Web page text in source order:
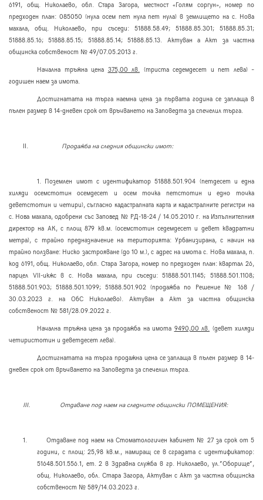
6191, общ. Николаево, обл. Стара Загора, местност «Голям соргун», номер по
предходен план: 085050 (нула осем пет нула пет нула) в землището на с. Нова
махала, общ. Николаево, при съседи: 51888.58.49; 51888.85.301; 51888.85.31;
51888.85.16; 51888.85.15; 51888.85.14; 51888.85.13. Актуван а Акт за частна
общинска собственост № 49/07.05.2013 г.
Начална тръжна цена 375,00 лв. (триста седемдесет и пет лева) –
годишен наем за имота.
Достигнатата на търга наемна цена за първата година се заплаща в
пълен размер в 14-дневен срок от връчването на Заповедта за спечелил търга.
II. Продажба на следния общински имот:
1. Поземлен имот с идентификатор 51888.501.904 (петдесет и една
хиляди осемстотин осемдесет и осем точка петстотин и едно точка
деветстотин и четири),съгласно кадастралната карта и кадастралните регистри на
с. Нова махала, одобрени със Заповед № РД-18-24 / 14.05.2010 г. на Изпълнителния
директор на АК, с площ 879 кв.м. (осемстотин седемдесет и девет квадратни
метра), с трайно предназначение на територията: Урбанизирана, с начин на
трайно ползване: Ниско застрояване (до 10 м.), с адрес на имота с. Нова махала, п.
код 6191,общ. Николаево, обл. Стара Загора, номер по предходен план: квартал 26,
парцел VII-икжс в с. Нова махала, при съседи: 51888.501.1145; 51888.501.1108;
51888.501.903; 51888.501.1099; 51888.501.902 (продажба по Решение № 168 /
30.03.2023 г. на ОбС Николаево). Актуван а Акт за частна общинска
собственост № 581/28.09.2022 г.
Начална тръжна цена за продажба на имота 9490,00 лв. (девет хиляди
четиристотин и деветдесет лева).
Достигнатата на търга продажна цена се заплаща в пълен размер в 14-
дневен срок от връчването на Заповедта за спечелил търга.
III. Oтдаване под наем на следните общински ПОМЕЩЕНИЯ:
1.
Отдаване под наем на Стоматологичен кабинет № 27 за срок от 5
години, с площ: 25,98 кв.м., намиращ се в сградата с идентификатор:
51648.501.556.1, ет. 2 в Здравна служба в гр. Николаево, ул.”Оборище”,
общ. Николаево, обл. Стара Загора, Актуван с Акт за частна общинска
собственост № 589/14.03.2023 г.